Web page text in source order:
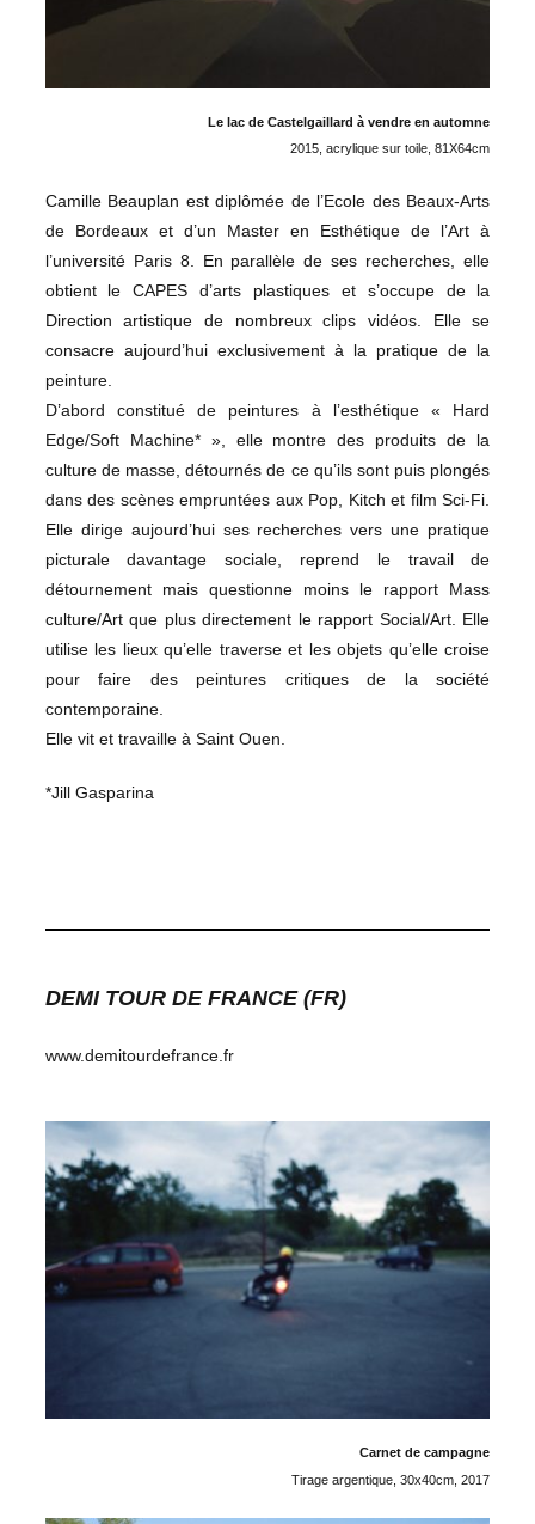
Le lac de Castelgaillard à vendre en automne
2015, acrylique sur toile, 81X64cm
Camille Beauplan est diplômée de l’Ecole des Beaux-Arts
de Bordeaux et d’un Master en Esthétique de l’Art à
l’université Paris 8. En parallèle de ses recherches, elle
obtient le CAPES d’arts plastiques et s’occupe de la
Direction artistique de nombreux clips vidéos. Elle se
consacre aujourd’hui exclusivement à la pratique de la
peinture.
D’abord constitué de peintures à l’esthétique « Hard
Edge/Soft Machine* », elle montre des produits de la
culture de masse, détournés de ce qu’ils sont puis plongés
dans des scènes empruntées aux Pop, Kitch et film Sci-Fi.
Elle dirige aujourd’hui ses recherches vers une pratique
picturale davantage sociale, reprend le travail de
détournement mais questionne moins le rapport Mass
culture/Art que plus directement le rapport Social/Art. Elle
utilise les lieux qu’elle traverse et les objets qu’elle croise
pour faire des peintures critiques de la société
contemporaine.
Elle vit et travaille à Saint Ouen.
*Jill Gasparina
DEMI TOUR DE FRANCE (FR)
www.demitourdefrance.fr
Carnet de campagne
Tirage argentique, 30x40cm, 2017